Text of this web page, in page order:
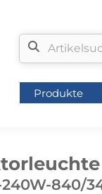
Produkte
240W-840/
Produkte